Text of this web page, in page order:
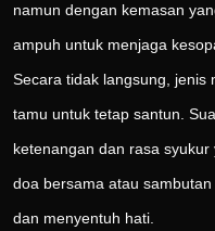
namun dengan kemasan
ampuh untuk menjaga
Secara tidak langsung, jenis
tamu untuk tetap santun.
ketenangan dan rasa
doa bersama atau
dan menyentuh hati.